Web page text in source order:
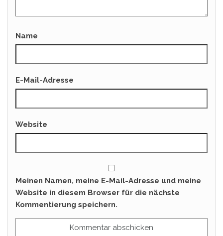
Name
E-Mail-Adresse
Website
Meinen Namen, meine E-Mail-Adresse und meine
Website in diesem Browser für die nächste
Kommentierung speichern.